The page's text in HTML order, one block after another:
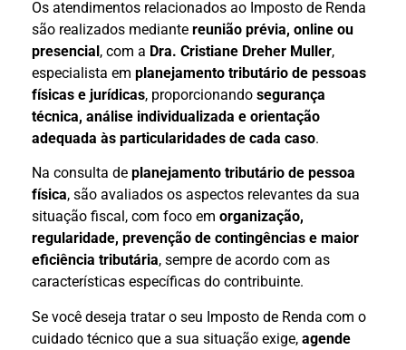
Os atendimentos relacionados ao Imposto de Renda
são realizados mediante reunião prévia, online ou
presencial, com a Dra. Cristiane Dreher Muller,
especialista em planejamento tributário de pessoas
físicas e jurídicas, proporcionando segurança
técnica, análise individualizada e orientação
adequada às particularidades de cada caso.
Na consulta de planejamento tributário de pessoa
física, são avaliados os aspectos relevantes da sua
situação fiscal, com foco em organização,
regularidade, prevenção de contingências e maior
eficiência tributária, sempre de acordo com as
características específicas do contribuinte.
Se você deseja tratar o seu Imposto de Renda com o
cuidado técnico que a sua situação exige, agende